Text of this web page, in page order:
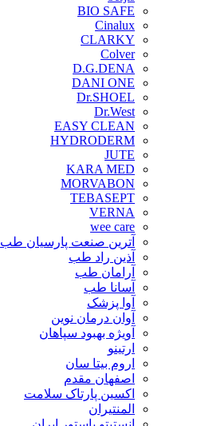
BIO SAFE
Cinalux
CLARKY
Colver
D.G.DENA
DANI ONE
Dr.SHOEL
Dr.West
EASY CLEAN
HYDRODERM
JUTE
KARA MED
MORVABON
TEBASEPT
VERNA
wee care
آترین صنعت پارسیان طب
آذین راد طب
آرامان طب
آسانا طب
آوا پزشک
آوان درمان نوین
آویژه بهبود سپاهان
ارتینو
اروم بیتا سان
اصفهان مقدم
اکسین پارتاک سلامت
المنتیران